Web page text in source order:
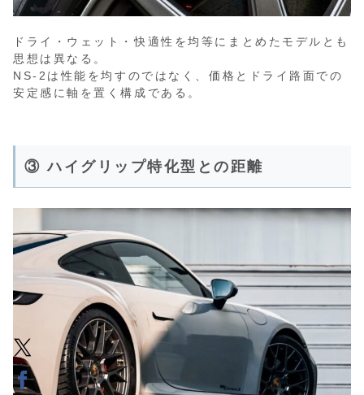
ドライ・ウェット・快適性を均等にまとめたモデルとも
思想は異なる。
NS-2は性能を均すのではなく、価格とドライ路面での
安定感に軸を置く構成である。
③ ハイグリップ特化型との距離